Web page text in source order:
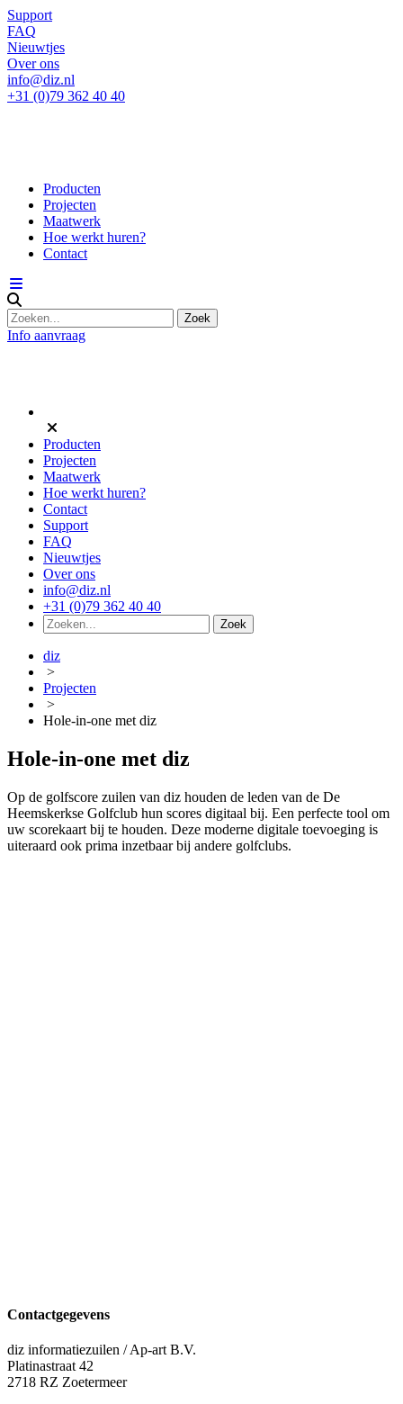
Support
FAQ
Nieuwtjes
Over ons
info@diz.nl
+31 (0)79 362 40 40
Producten
Projecten
Maatwerk
Hoe werkt huren?
Contact
Info aanvraag
Producten
Projecten
Maatwerk
Hoe werkt huren?
Contact
Support
FAQ
Nieuwtjes
Over ons
info@diz.nl
+31 (0)79 362 40 40
diz
>
Projecten
>
Hole-in-one met diz
Hole-in-one met diz
Op de golfscore zuilen van diz houden de leden van de De
Heemskerkse Golfclub hun scores digitaal bij. Een perfecte tool om
uw scorekaart bij te houden. Deze moderne digitale toevoeging is
uiteraard ook prima inzetbaar bij andere golfclubs.
Contactgegevens
diz informatiezuilen / Ap-art B.V.
Platinastraat 42
2718 RZ Zoetermeer